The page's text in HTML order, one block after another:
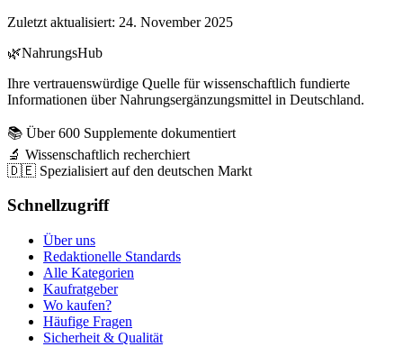
Zuletzt aktualisiert: 24. November 2025
🌿NahrungsHub
Ihre vertrauenswürdige Quelle für wissenschaftlich fundierte
Informationen über Nahrungsergänzungsmittel in Deutschland.
📚 Über 600 Supplemente dokumentiert
🔬 Wissenschaftlich recherchiert
🇩🇪 Spezialisiert auf den deutschen Markt
Schnellzugriff
Über uns
Redaktionelle Standards
Alle Kategorien
Kaufratgeber
Wo kaufen?
Häufige Fragen
Sicherheit & Qualität